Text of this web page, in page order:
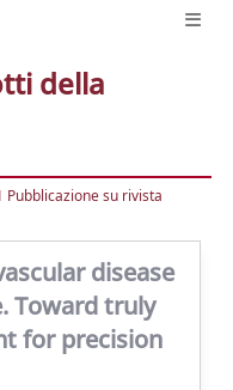
della
Pubblicazione su rivista
disease
Toward truly
for precision